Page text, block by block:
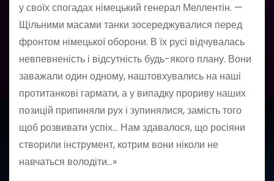
у своїх спогадах німецький генерал Меллентін. —
Щільними масами танки зосереджувалися перед
фронтом німецької оборони. В їх русі відчувалась
невпевненість і відсутність будь-якого плану. Вони
заважали один одному, наштовхувались на наші
протитанкові гармати, а у випадку прориву наших
позицій припиняли рух і зупинялися, замість того
щоб розвивати успіх… Нам здавалося, що росіяни
створили інструмент, котрим вони ніколи не
навчаться володіти…»